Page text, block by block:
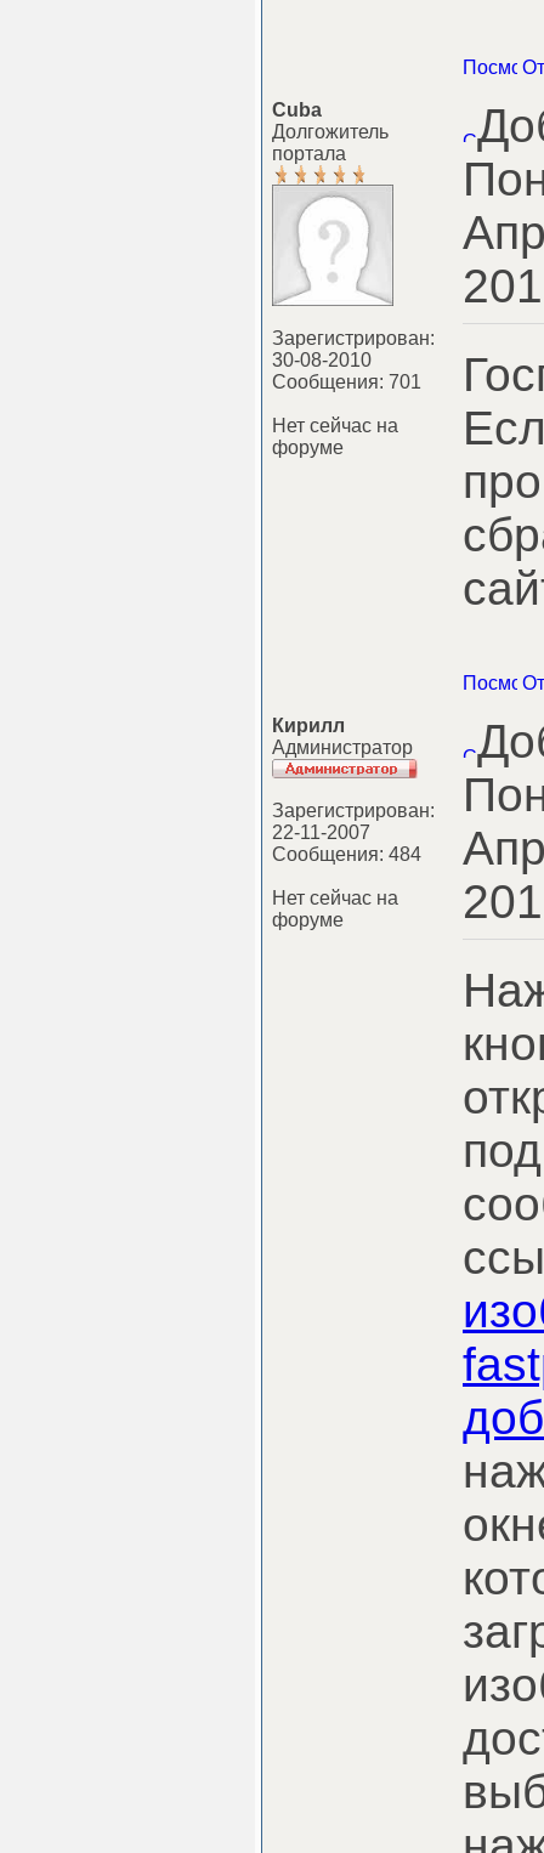
Cuba
Долгожитель
портала
Зарегистрирован:
30-08-2010
Сообщения: 701
Нет сейчас на
форуме
Кирилл
Администратор
Зарегистрирован:
22-11-2007
Сообщения: 484
Нет сейчас на
форуме